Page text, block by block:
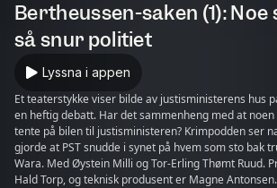
Bertheussen-saken (1): Noe
så snur politiet
Lyssna i appen
Et teaterstykke viser bilde av justisministerens hus
en heftig debatt. Har det sammenheng med at
tente på bilen til justisministeren? Krimpodden ser
gjorde at PST snudde i synet på hvem som sto bak
Wara. Med Øystein Milli og Tor-Erling Thømt Ruud.
Hald Torp, og teknisk produsent er Magne Antonsen.